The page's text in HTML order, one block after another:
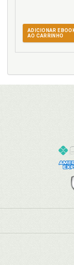
ADICIONAR
AO CARRINHO